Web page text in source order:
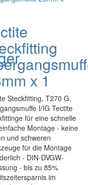
x 1
Steckfitting, T270 G,
I/IG Tectite
für eine schnelle
Montage - keine
und schweren
für die Montage
- DIN-DVGW-
- bis zu 85%
im